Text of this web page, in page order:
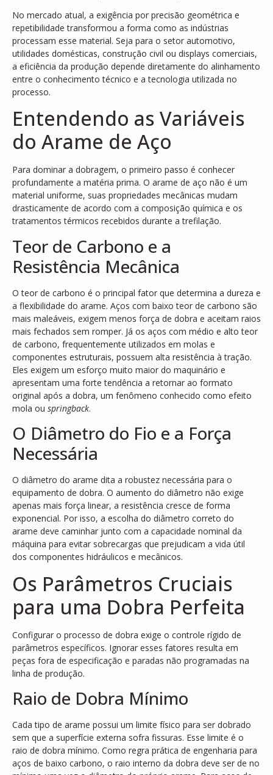
No mercado atual, a exigência por precisão geométrica e
repetibilidade transformou a forma como as indústrias
processam esse material. Seja para o setor automotivo,
utilidades domésticas, construção civil ou displays comerciais,
a eficiência da produção depende diretamente do alinhamento
entre o conhecimento técnico e a tecnologia utilizada no
processo.
Entendendo as Variáveis
do Arame de Aço
Para dominar a dobragem, o primeiro passo é conhecer
profundamente a matéria prima. O arame de aço não é um
material uniforme, suas propriedades mecânicas mudam
drasticamente de acordo com a composição química e os
tratamentos térmicos recebidos durante a trefilação.
Teor de Carbono e a
Resistência Mecânica
O teor de carbono é o principal fator que determina a dureza e
a flexibilidade do arame. Aços com baixo teor de carbono são
mais maleáveis, exigem menos força de dobra e aceitam raios
mais fechados sem romper. Já os aços com médio e alto teor
de carbono, frequentemente utilizados em molas e
componentes estruturais, possuem alta resistência à tração.
Eles exigem um esforço muito maior do maquinário e
apresentam uma forte tendência a retornar ao formato
original após a dobra, um fenômeno conhecido como efeito
mola ou springback.
O Diâmetro do Fio e a Força
Necessária
O diâmetro do arame dita a robustez necessária para o
equipamento de dobra. O aumento do diâmetro não exige
apenas mais força linear, a resistência cresce de forma
exponencial. Por isso, a escolha do diâmetro correto do
arame deve caminhar junto com a capacidade nominal da
máquina para evitar sobrecargas que prejudicam a vida útil
dos componentes hidráulicos e mecânicos.
Os Parâmetros Cruciais
para uma Dobra Perfeita
Configurar o processo de dobra exige o controle rígido de
parâmetros específicos. Ignorar esses fatores resulta em
peças fora de especificação e paradas não programadas na
linha de produção.
Raio de Dobra Mínimo
Cada tipo de arame possui um limite físico para ser dobrado
sem que a superfície externa sofra fissuras. Esse limite é o
raio de dobra mínimo. Como regra prática de engenharia para
aços de baixo carbono, o raio interno da dobra deve ser de no